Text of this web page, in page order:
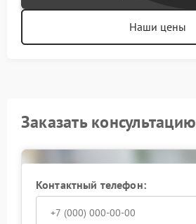
Наши цены
Заказать консультацию
Контактный телефон: